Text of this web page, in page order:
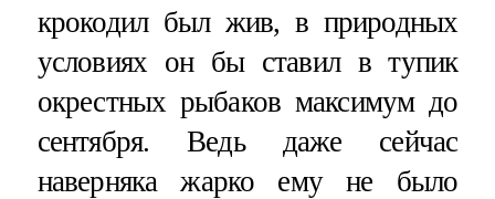
крокодил был жив, в природных
условиях он бы ставил в тупик
окрестных рыбаков максимум до
сентября. Ведь даже сейчас
наверняка жарко ему не было